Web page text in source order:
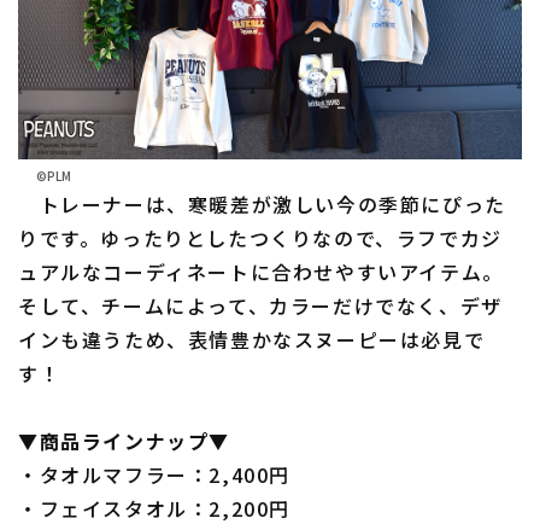
©PLM
トレーナーは、寒暖差が激しい今の季節にぴった
りです。ゆったりとしたつくりなので、ラフでカジ
ュアルなコーディネートに合わせやすいアイテム。
そして、チームによって、カラーだけでなく、デザ
インも違うため、表情豊かなスヌーピーは必見で
す！
▼商品ラインナップ▼
・タオルマフラー：2,400円
・フェイスタオル：2,200円